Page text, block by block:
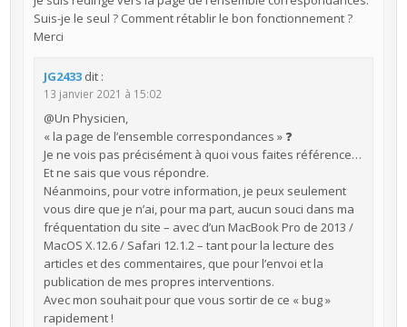
Suis-je le seul ? Comment rétablir le bon fonctionnement ?
Merci
JG2433 dit :
13 janvier 2021 à 15:02
@Un Physicien,
« la page de l’ensemble correspondances » ❓
Je ne vois pas précisément à quoi vous faites référence…
Et ne sais que vous répondre.
Néanmoins, pour votre information, je peux seulement
vous dire que je n’ai, pour ma part, aucun souci dans ma
fréquentation du site – avec d’un MacBook Pro de 2013 /
MacOS X.12.6 / Safari 12.1.2 – tant pour la lecture des
articles et des commentaires, que pour l’envoi et la
publication de mes propres interventions.
Avec mon souhait pour que vous sortir de ce « bug »
rapidement !